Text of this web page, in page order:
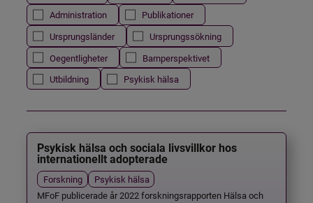
Administration
Publikationer
Ursprungsländer
Ursprungssökning
Oegentligheter
Barnperspektivet
Utbildning
Psykisk hälsa
Psykisk hälsa och sociala livsvillkor hos
internationellt adopterade
Forskning
Psykisk hälsa
MFoF publicerade år 2022 forskningsrapporten Hälsa och